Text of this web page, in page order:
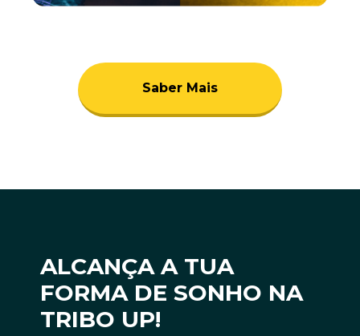
Saber Mais
ALCANÇA A TUA
FORMA DE SONHO NA
TRIBO UP!